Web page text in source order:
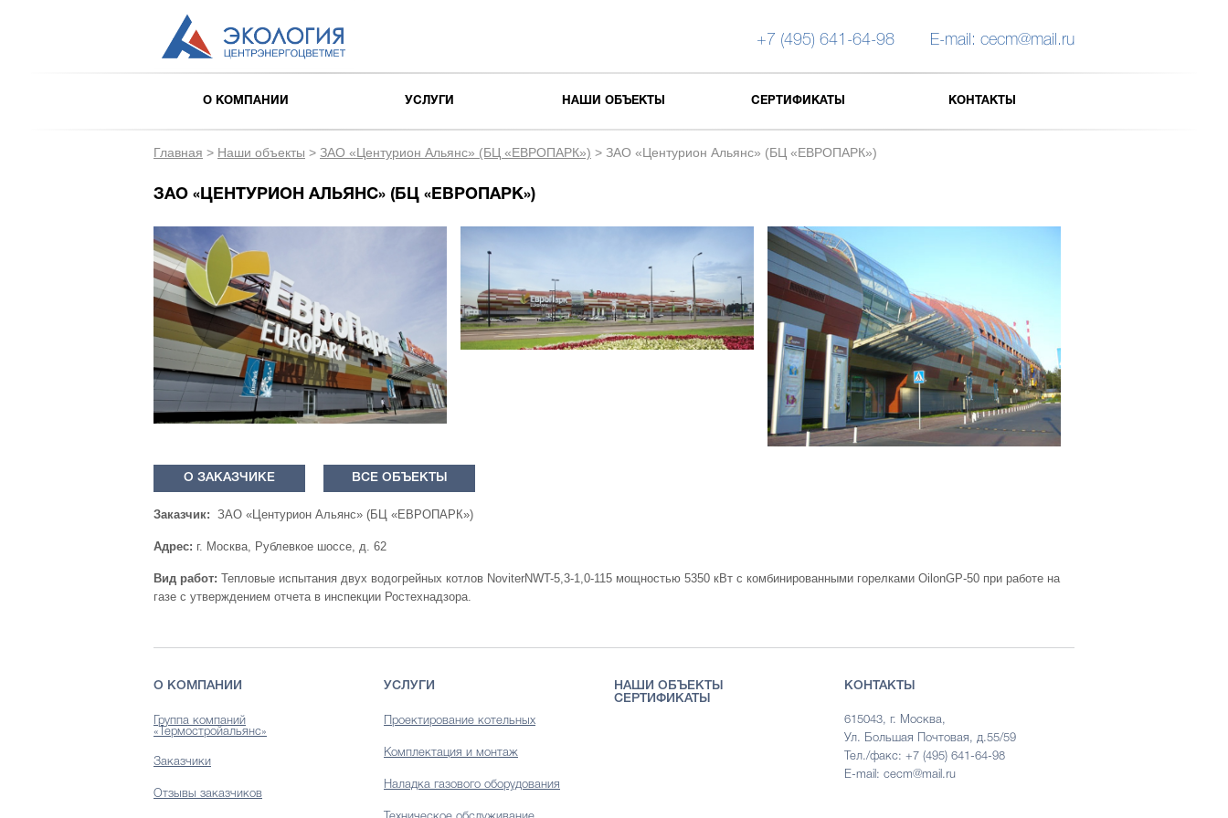
+7 (495) 641-64-98 E-mail: cecm@mail.ru
О КОМПАНИИ УСЛУГИ НАШИ ОБЪЕКТЫ СЕРТИФИКАТЫ КОНТАКТЫ
Главная > Наши объекты > ЗАО «Центурион Альянс» (БЦ «ЕВРОПАРК») > ЗАО «Центурион Альянс» (БЦ «ЕВРОПАРК»)
ЗАО «ЦЕНТУРИОН АЛЬЯНС» (БЦ «ЕВРОПАРК»)
О ЗАКАЗЧИКЕ ВСЕ ОБЪЕКТЫ
Заказчик: ЗАО «Центурион Альянс» (БЦ «ЕВРОПАРК»)
Адрес: г. Москва, Рублевкое шоссе, д. 62
Вид работ: Тепловые испытания двух водогрейных котлов NoviterNWT-5,3-1,0-115 мощностью 5350 кВт с комбинированными горелками OilonGP-50 при работе на
газе с утверждением отчета в инспекции Ростехнадзора.
О КОМПАНИИ
Группа компаний
«Термостройальянс»
Заказчики
Отзывы заказчиков
УСЛУГИ
Проектирование котельных
Комплектация и монтаж
Наладка газового оборудования
НАШИ ОБЪЕКТЫ
СЕРТИФИКАТЫ
КОНТАКТЫ
615043, г. Москва,
Ул. Большая Почтовая, д.55/59
Тел./факс: +7 (495) 641-64-98
E-mail: cecm@mail.ru